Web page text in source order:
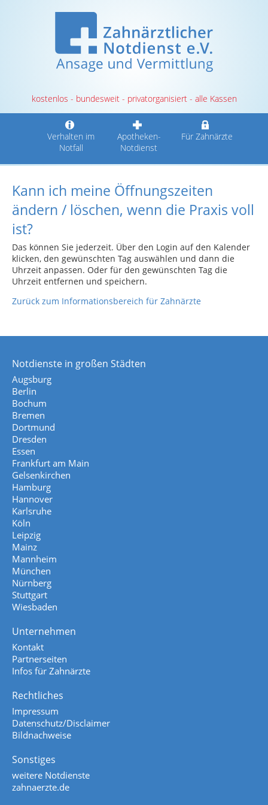
kostenlos - bundesweit - privatorganisiert - alle Kassen
Verhalten im
Notfall
Apotheken-
Notdienst
Für Zahnärzte
Kann ich meine Öffnungszeiten
ändern / löschen, wenn die Praxis voll
ist?
Das können Sie jederzeit. Über den Login auf den Kalender
klicken, den gewünschten Tag auswählen und dann die
Uhrzeit anpassen. Oder für den gewünschten Tag die
Uhrzeit entfernen und speichern.
Zurück zum Informationsbereich für Zahnärzte
Notdienste in großen Städten
Augsburg
Berlin
Bochum
Bremen
Dortmund
Dresden
Essen
Frankfurt am Main
Gelsenkirchen
Hamburg
Hannover
Karlsruhe
Köln
Leipzig
Mainz
Mannheim
München
Nürnberg
Stuttgart
Wiesbaden
Unternehmen
Kontakt
Partnerseiten
Infos für Zahnärzte
Rechtliches
Impressum
Datenschutz/Disclaimer
Bildnachweise
Sonstiges
weitere Notdienste
zahnaerzte.de